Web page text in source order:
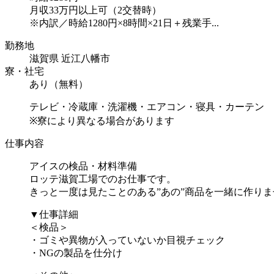
月収33万円以上可（2交替時）
※内訳／時給1280円×8時間×21日＋残業手...
勤務地
滋賀県 近江八幡市
寮・社宅
あり（無料）
テレビ・冷蔵庫・洗濯機・エアコン・寝具・カーテン
※寮により異なる場合があります
仕事内容
アイスの検品・材料準備
ロッテ滋賀工場でのお仕事です。
きっと一度は見たことのある”あの”商品を一緒に作りま
▼仕事詳細
＜検品＞
・ゴミや異物が入っていないか目視チェック
・NGの製品を仕分け